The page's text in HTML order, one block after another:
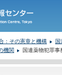
：その憲章と機構
機関
国連薬物犯罪事